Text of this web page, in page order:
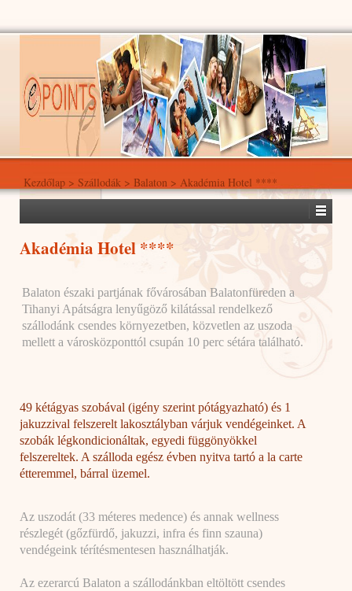
Kezdőlap > Szállodák > Balaton > Akadémia Hotel ****
Akadémia Hotel ****
Balaton északi partjának fővárosában Balatonfüreden a
Tihanyi Apátságra lenyűgöző kilátással rendelkező
szállodánk csendes környezetben, közvetlen az uszoda
mellett a városközponttól csupán 10 perc sétára található.
49 kétágyas szobával (igény szerint pótágyazható) és 1
jakuzzival felszerelt lakosztályban várjuk vendégeinket. A
szobák légkondicionáltak, egyedi függönyökkel
felszereltek. A szálloda egész évben nyitva tartó a la carte
étteremmel, bárral üzemel.
Az uszodát (33 méteres medence) és annak wellness
részlegét (gőzfürdő, jakuzzi, infra és finn szauna)
vendégeink térítésmentesen használhatják.
Az ezerarcú Balaton a szállodánkban eltöltött csendes